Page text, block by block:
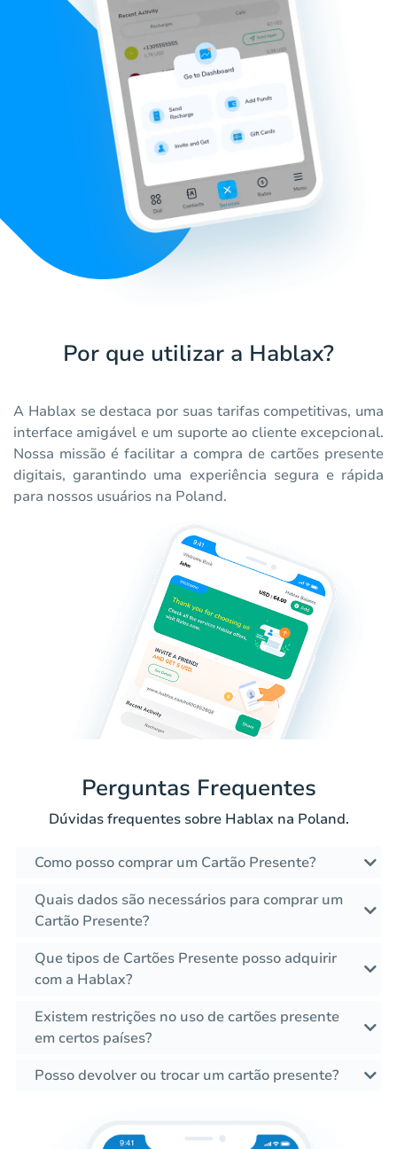
Por que utilizar a Hablax?
A Hablax se destaca por suas tarifas competitivas, uma
interface amigável e um suporte ao cliente excepcional.
Nossa missão é facilitar a compra de cartões presente
digitais, garantindo uma experiência segura e rápida
para nossos usuários na Poland.
Perguntas Frequentes
Dúvidas frequentes sobre Hablax na Poland.
Como posso comprar um Cartão Presente?
Quais dados são necessários para comprar um
Cartão Presente?
Que tipos de Cartões Presente posso adquirir
com a Hablax?
Existem restrições no uso de cartões presente
em certos países?
Posso devolver ou trocar um cartão presente?